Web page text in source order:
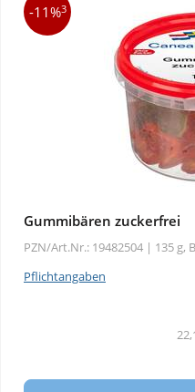
-11%3
Gummibären zuckerfrei
PZN/Art.Nr.: 19482504 | 135 g,
Pflichtangaben